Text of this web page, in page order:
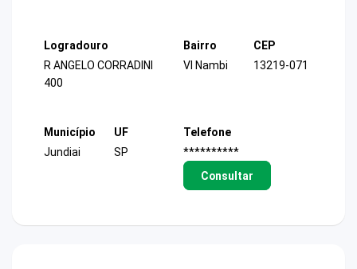
Logradouro
R ANGELO CORRADINI
400
Bairro
Vl Nambi
CEP
13219-071
Município
Jundiai
UF
SP
Telefone
**********
Consultar